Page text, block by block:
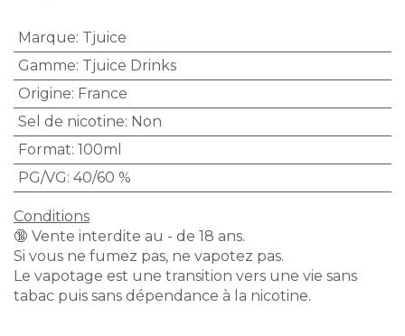
Marque: Tjuice
Gamme: Tjuice Drinks
Origine: France
Sel de nicotine: Non
Format: 100ml
PG/VG: 40/60 %
Conditions
🔞 Vente interdite au - de 18 ans.
Si vous ne fumez pas, ne vapotez pas.
Le vapotage est une transition vers une vie sans
tabac puis sans dépendance à la nicotine.